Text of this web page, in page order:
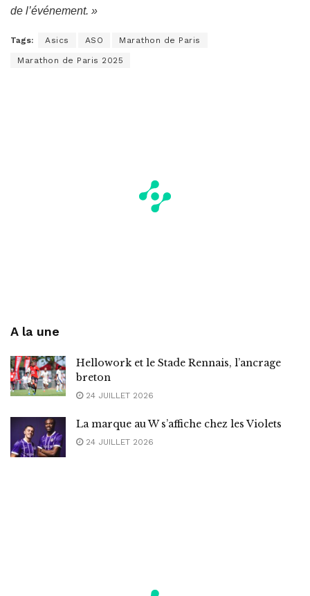
de l’événement. »
Tags: Asics ASO Marathon de Paris
Marathon de Paris 2025
A la une
Hellowork et le Stade Rennais, l’ancrage
breton
24 JUILLET 2026
La marque au W s’affiche chez les Violets
24 JUILLET 2026